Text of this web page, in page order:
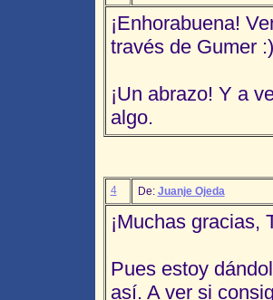
¡Enhorabuena!
través de Gumer :)
¡Un abrazo! Y a
algo.
4 De: Juanje Ojeda
¡Muchas gracias,
Pues estoy
así. A ver si